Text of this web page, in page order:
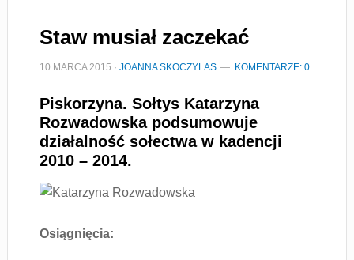
Staw musiał zaczekać
10 MARCA 2015 · JOANNA SKOCZYLAS KOMENTARZE: 0
Piskorzyna. Sołtys Katarzyna
Rozwadowska podsumowuje
działalność sołectwa w kadencji
2010 – 2014.
Osiągnięcia: